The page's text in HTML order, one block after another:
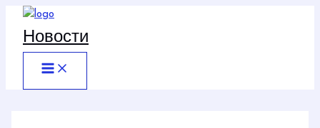
Перейти
содержимому
Новости